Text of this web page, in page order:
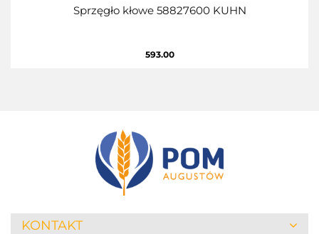
Sprzęgło kłowe 58827600 KUHN
593.00
KONTAKT